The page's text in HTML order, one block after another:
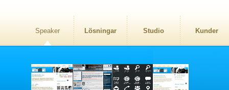
Speaker Lösningar Studio Kunder